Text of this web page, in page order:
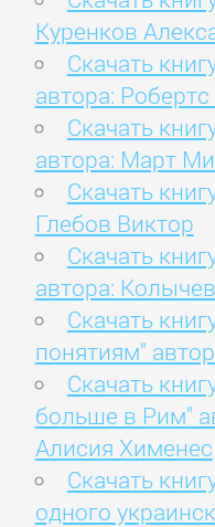
Куренков
Скачать
автора:
Скачать
автора: Март
Скачать
Глебов Виктор
Скачать
автора:
Скачать
понятиям"
Скачать
больше в Рим"
Алисия Хименес
Скачать
одного